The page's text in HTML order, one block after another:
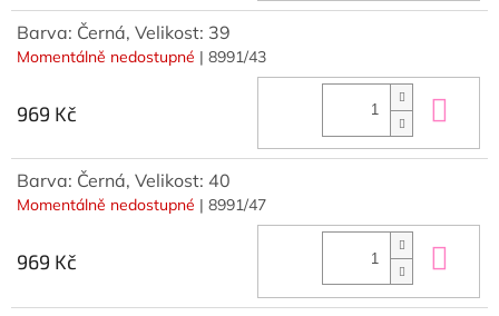
Barva: Černá, Velikost: 39
Momentálně nedostupné | 8991/43
969 Kč
Barva: Černá, Velikost: 40
Momentálně nedostupné | 8991/47
969 Kč